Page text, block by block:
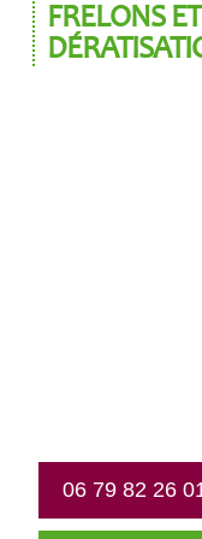
FRELONS
06 79 82 26